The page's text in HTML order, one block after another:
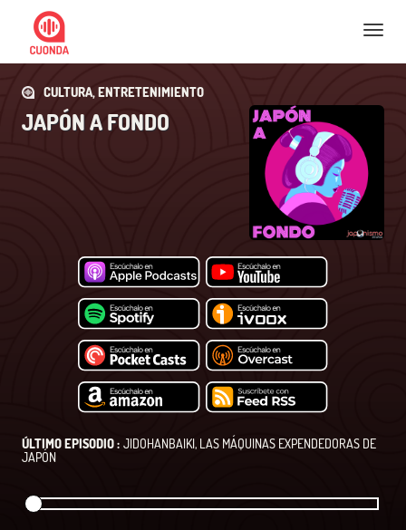
Nav
CULTURA, ENTRETENIMIENTO
JAPÓN A FONDO
ÚLTIMO EPISODIO : JIDOHANBAIKI, LAS MÁQUINAS EXPENDEDORAS DE
JAPÓN